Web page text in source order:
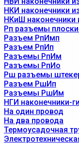
НКИ наконечники
НКиШ
Рп разъемы
Разъем РпИмп
Разъем РпИп
Разъемы РпИм
Разъемы РпИо
Рш разъемы
Разъем РшИп
Разъемы РшИм
НГИ наконечники-
На один провод
На два провода
Термоусадочная